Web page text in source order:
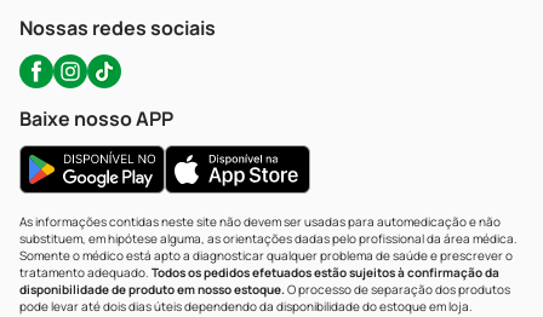
Nossas redes sociais
Baixe nosso APP
As informações contidas neste site não devem ser usadas para automedicação e não
substituem, em hipótese alguma, as orientações dadas pelo profissional da área médica.
Somente o médico está apto a diagnosticar qualquer problema de saúde e prescrever o
tratamento adequado. Todos os pedidos efetuados estão sujeitos à confirmação da
disponibilidade de produto em nosso estoque.O processo de separação dos produtos
pode levar até dois dias úteis dependendo da disponibilidade do estoque em loja.